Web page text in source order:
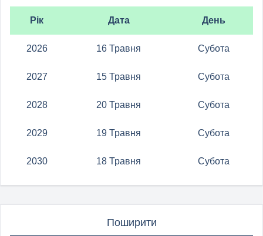
Рік Дата День
2026 16 Травня Субота
2027 15 Травня Субота
2028 20 Травня Субота
2029 19 Травня Субота
2030 18 Травня Субота
Поширити